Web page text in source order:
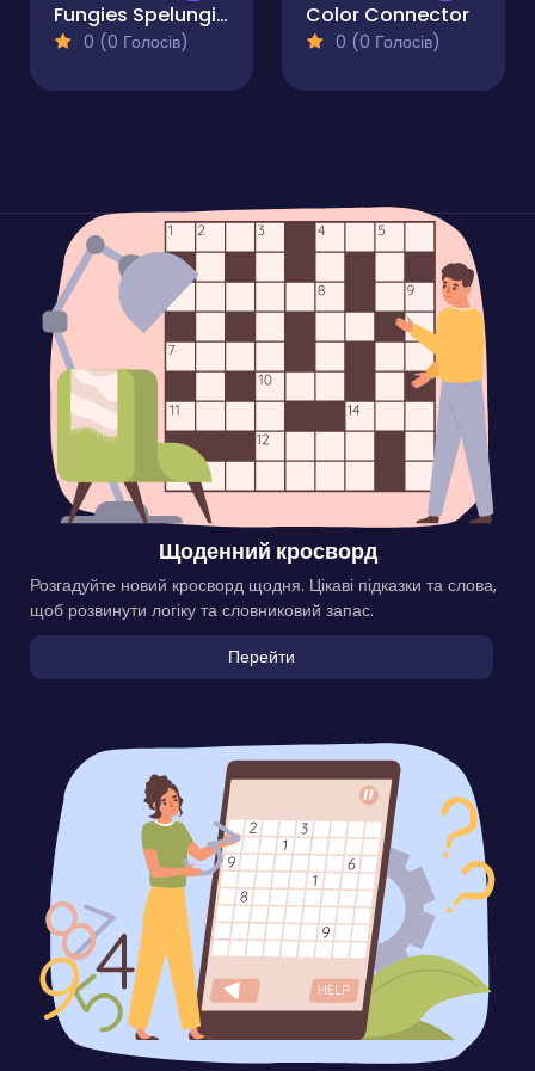
Fungies Spelungies
0 (0 Голосів)
Color Connector
0 (0 Голосів)
Щоденний кросворд
Розгадуйте новий кросворд щодня. Цікаві підказки та слова,
щоб розвинути логіку та словниковий запас.
Перейти